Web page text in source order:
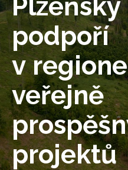
podpoří
v
veřejně
projektů